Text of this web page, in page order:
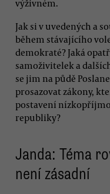
výživném.
Jak si v uvedených a
během stávajícího
demokraté? Jaká
samoživitelek a
se jim na půdě
prosazovat zákony,
postavení
republiky?
Janda: Téma
není zásadní